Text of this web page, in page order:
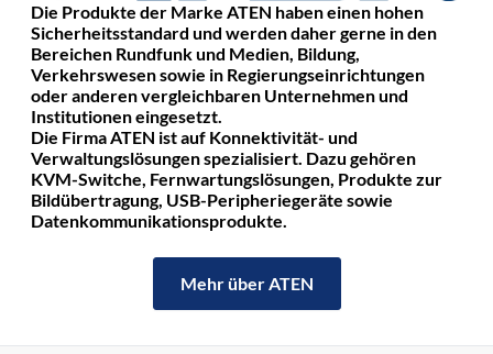
Die Produkte der Marke ATEN haben einen hohen
Sicherheitsstandard und werden daher gerne in den
Bereichen Rundfunk und Medien, Bildung,
Verkehrswesen sowie in Regierungseinrichtungen
oder anderen vergleichbaren Unternehmen und
Institutionen eingesetzt.
Die Firma ATEN ist auf Konnektivität- und
Verwaltungslösungen spezialisiert. Dazu gehören
KVM-Switche, Fernwartungslösungen, Produkte zur
Bildübertragung, USB-Peripheriegeräte sowie
Datenkommunikationsprodukte.
Mehr über ATEN